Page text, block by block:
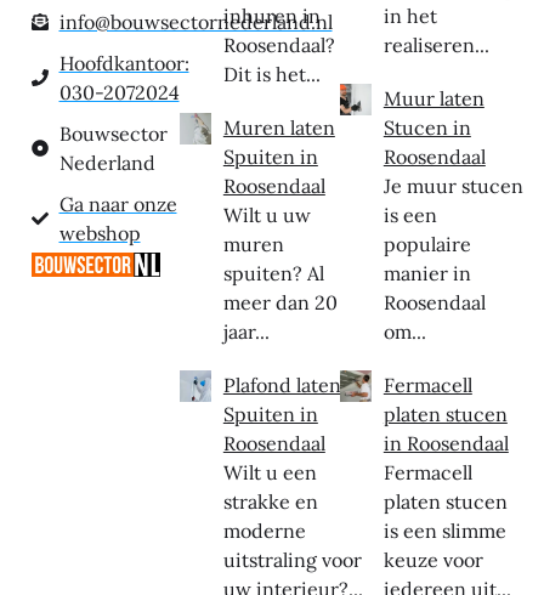
info@bouwsectornederland.nl
Hoofdkantoor:
030-2072024
Bouwsector
Nederland
Ga naar onze
webshop
inhuren in
Roosendaal?
Dit is het...
Muren laten
Spuiten in
Roosendaal
Wilt u uw
muren
spuiten? Al
meer dan 20
jaar...
Plafond laten
Spuiten in
Roosendaal
Wilt u een
strakke en
moderne
uitstraling voor
uw interieur?...
in het
realiseren...
Muur laten
Stucen in
Roosendaal
Je muur stucen
is een
populaire
manier in
Roosendaal
om...
Fermacell
platen stucen
in Roosendaal
Fermacell
platen stucen
is een slimme
keuze voor
iedereen uit...